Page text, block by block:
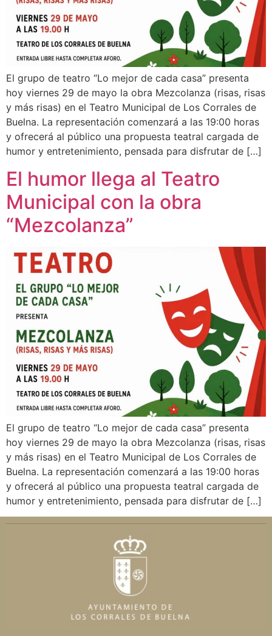
El grupo de teatro “Lo mejor de cada casa” presenta
hoy viernes 29 de mayo la obra Mezcolanza (risas, risas
y más risas) en el Teatro Municipal de Los Corrales de
Buelna. La representación comenzará a las 19:00 horas
y ofrecerá al público una propuesta teatral cargada de
humor y entretenimiento, pensada para disfrutar de […]
El humor llega al Teatro
Municipal con la obra
“Mezcolanza”
El grupo de teatro “Lo mejor de cada casa” presenta
hoy viernes 29 de mayo la obra Mezcolanza (risas, risas
y más risas) en el Teatro Municipal de Los Corrales de
Buelna. La representación comenzará a las 19:00 horas
y ofrecerá al público una propuesta teatral cargada de
humor y entretenimiento, pensada para disfrutar de […]